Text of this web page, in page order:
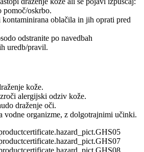
pomoč/oskrbo.
kontaminirana oblačila in jih oprati pred
odstranite po navedbah
uredb/pravil.
kože.
alergijski odziv kože.
draženje oči.
vodne organizme, z dolgotrajnimi učinki.